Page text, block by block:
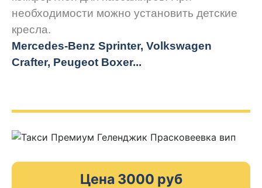
необходимости можно установить детские
кресла.
Mercedes-Benz Sprinter, Volkswagen
Crafter, Peugeot Boxer...
Цена 3000 руб